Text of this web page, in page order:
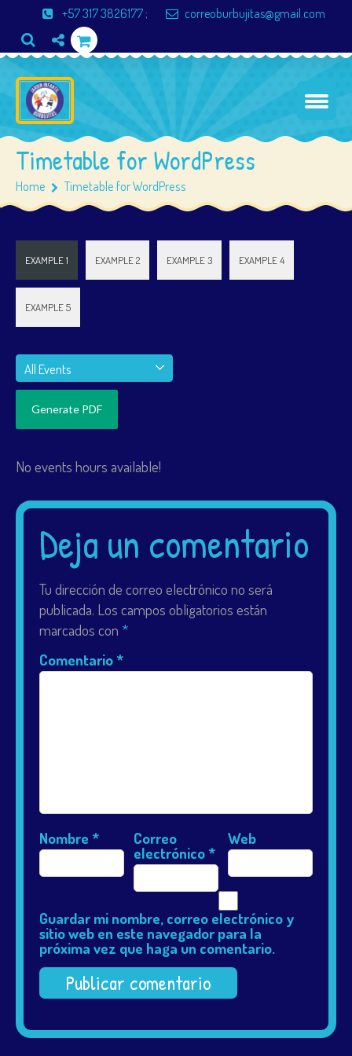
+57 317 3826177 ; correoburbujitas@gmail.com
Timetable for WordPress
Home Timetable for WordPress
EXAMPLE 1 EXAMPLE 2 EXAMPLE 3 EXAMPLE 4
EXAMPLE 5
All Events
No events hours available!
Deja un comentario
Tu dirección de correo electrónico no será
publicada. Los campos obligatorios están
marcados con *
Comentario *
Nombre * Correo
electrónico *
Web
Guardar mi nombre, correo electrónico y
sitio web en este navegador para la
próxima vez que haga un comentario.